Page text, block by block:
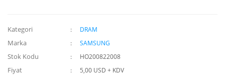
Kategori DRAM
Marka SAMSUNG
Stok Kodu HO200822008
Fiyat
5,00 USD + KDV